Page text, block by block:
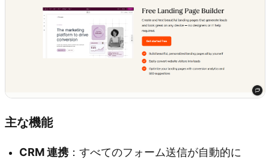
主な機能
CRM 連携：すべてのフォーム送信が自動的に